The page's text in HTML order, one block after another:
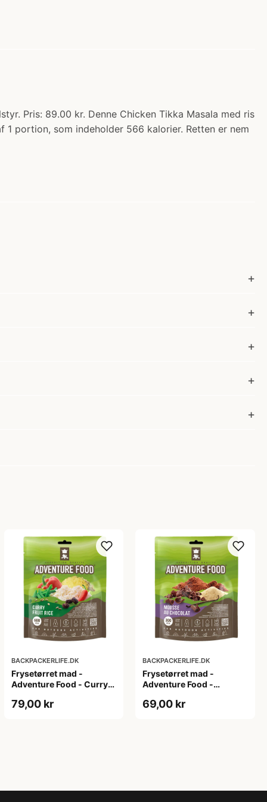
Pris: 89.00 kr. Denne Chicken Tikka Masala med ris
1 portion, som indeholder 566 kalorier. Retten er nem
BACKPACKERLIFE.DK
Frysetørret mad -
Adventure Food - Curry
79,00 kr
BACKPACKERLIFE.DK
Frysetørret mad -
Adventure Food -
69,00 kr